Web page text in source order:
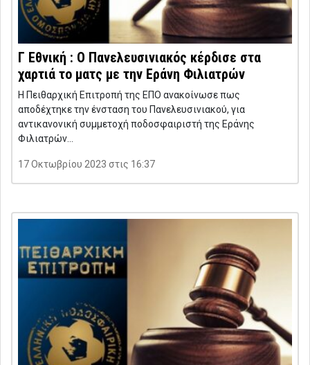
Γ Εθνική : Ο Πανελευσινιακός κέρδισε στα
χαρτιά το ματς με την Εράνη Φιλιατρών
Η Πειθαρχική Επιτροπή της ΕΠΟ ανακοίνωσε πως
αποδέχτηκε την ένσταση του Πανελευσινιακού, για
αντικανονική συμμετοχή ποδοσφαιριστή της Εράνης
Φιλιατρών…
17 Οκτωβρίου 2023 στις 16:37